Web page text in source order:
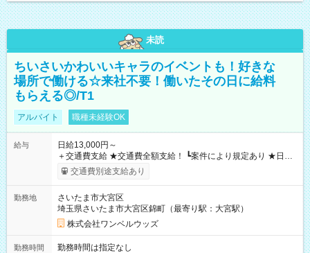
未読
ちいさいかわいいキャラのイベントも！好きな
場所で働ける☆来社不要！働いたその日に給料
もらえる◎/T1
アルバイト 職種未経験OK
給与
日給13,000円～
＋交通費支給 ★交通費全額支給！ ┗案件により規定あり ★日払
いOK！（規定あり） ┗働いたその日に現金GET♪ お仕事後はコ
ンビニATMから 日払い分を引き落とせます！ 【試用期間】試
交通費別途支給あり
勤務地
さいたま市大宮区
埼玉県さいたま市大宮区錦町（最寄り駅：大宮駅）
株式会社ワンベルウッズ
勤務時間
勤務時間は指定なし